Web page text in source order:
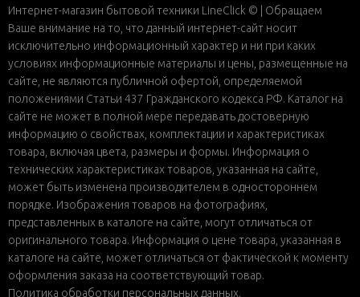
Интернет-магазин бытовой техники LineClick © | Обращаем
Ваше внимание на то, что данный интернет-сайт носит
исключительно информационный характер и ни при каких
условиях информационные материалы и цены, размещенные на
сайте, не являются публичной офертой, определяемой
положениями Статьи 437 Гражданского кодекса РФ. Каталог на
сайте не может в полной мере передавать достоверную
информацию о свойствах, комплектации и характеристиках
товара, включая цвета, размеры и формы. Информация о
технических характеристиках товаров, указанная на сайте,
может быть изменена производителем в одностороннем
порядке. Изображения товаров на фотографиях,
представленных в каталоге на сайте, могут отличаться от
оригинального товара. Информация о цене товара, указанная в
каталоге на сайте, может отличаться от фактической к моменту
оформления заказа на соответствующий товар.
Политика обработки персональных данных.